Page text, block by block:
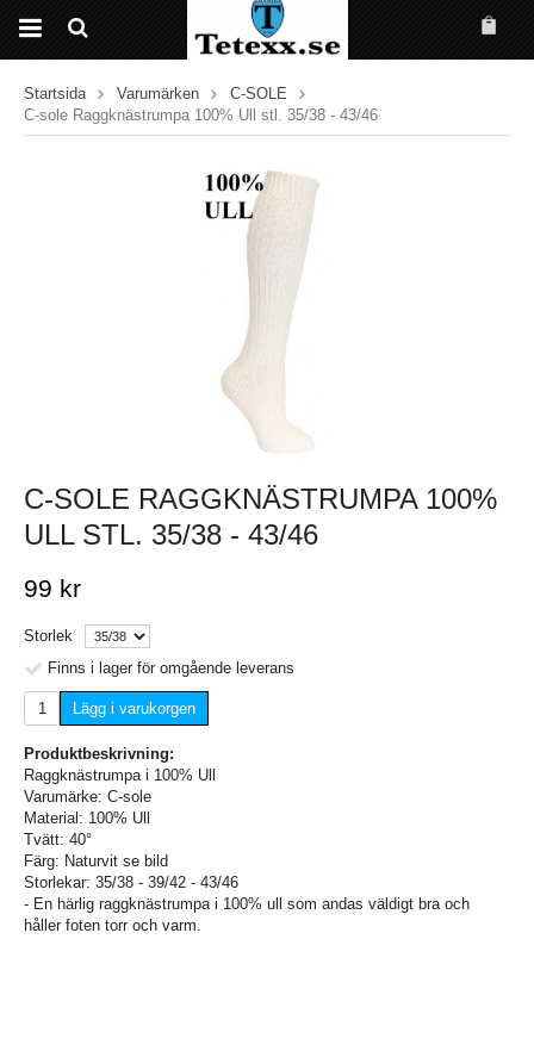
Startsida Varumärken
C-SOLE
C-sole Raggknästrumpa 100% Ull stl. 35/38 - 43/46
C-SOLE RAGGKNÄSTRUMPA 100%
ULL STL. 35/38 - 43/46
99 kr
Storlek
Finns i lager för omgående leverans
Lägg i varukorgen
Produktbeskrivning:
Raggknästrumpa i 100% Ull
Varumärke: C-sole
Material: 100% Ull
Tvätt: 40°
Färg: Naturvit se bild
Storlekar: 35/38 - 39/42 - 43/46
- En härlig raggknästrumpa i 100% ull som andas väldigt bra och
håller foten torr och varm.